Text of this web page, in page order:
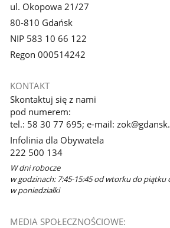
ul. Okopowa 21/27
80-810 Gdańsk
NIP 583 10 66 122
Regon 000514242
KONTAKT
Skontaktuj się z nami
pod numerem:
tel.: 58 30 77 695; e-mail:
Infolinia dla Obywatela
222 500 134
W dni robocze
w godzinach: 7:45-15:45 od wtorku do piątku
w poniedziałki
MEDIA SPOŁECZNOŚCIOWE: